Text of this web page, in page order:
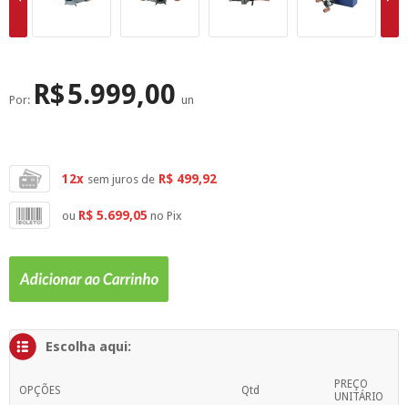
Por: R$5.999,00 un
12x sem juros de R$ 499,92
ou R$ 5.699,05 no Pix
Escolha aqui:
OPÇÕES Qtd
PREÇO
UNITÁRIO